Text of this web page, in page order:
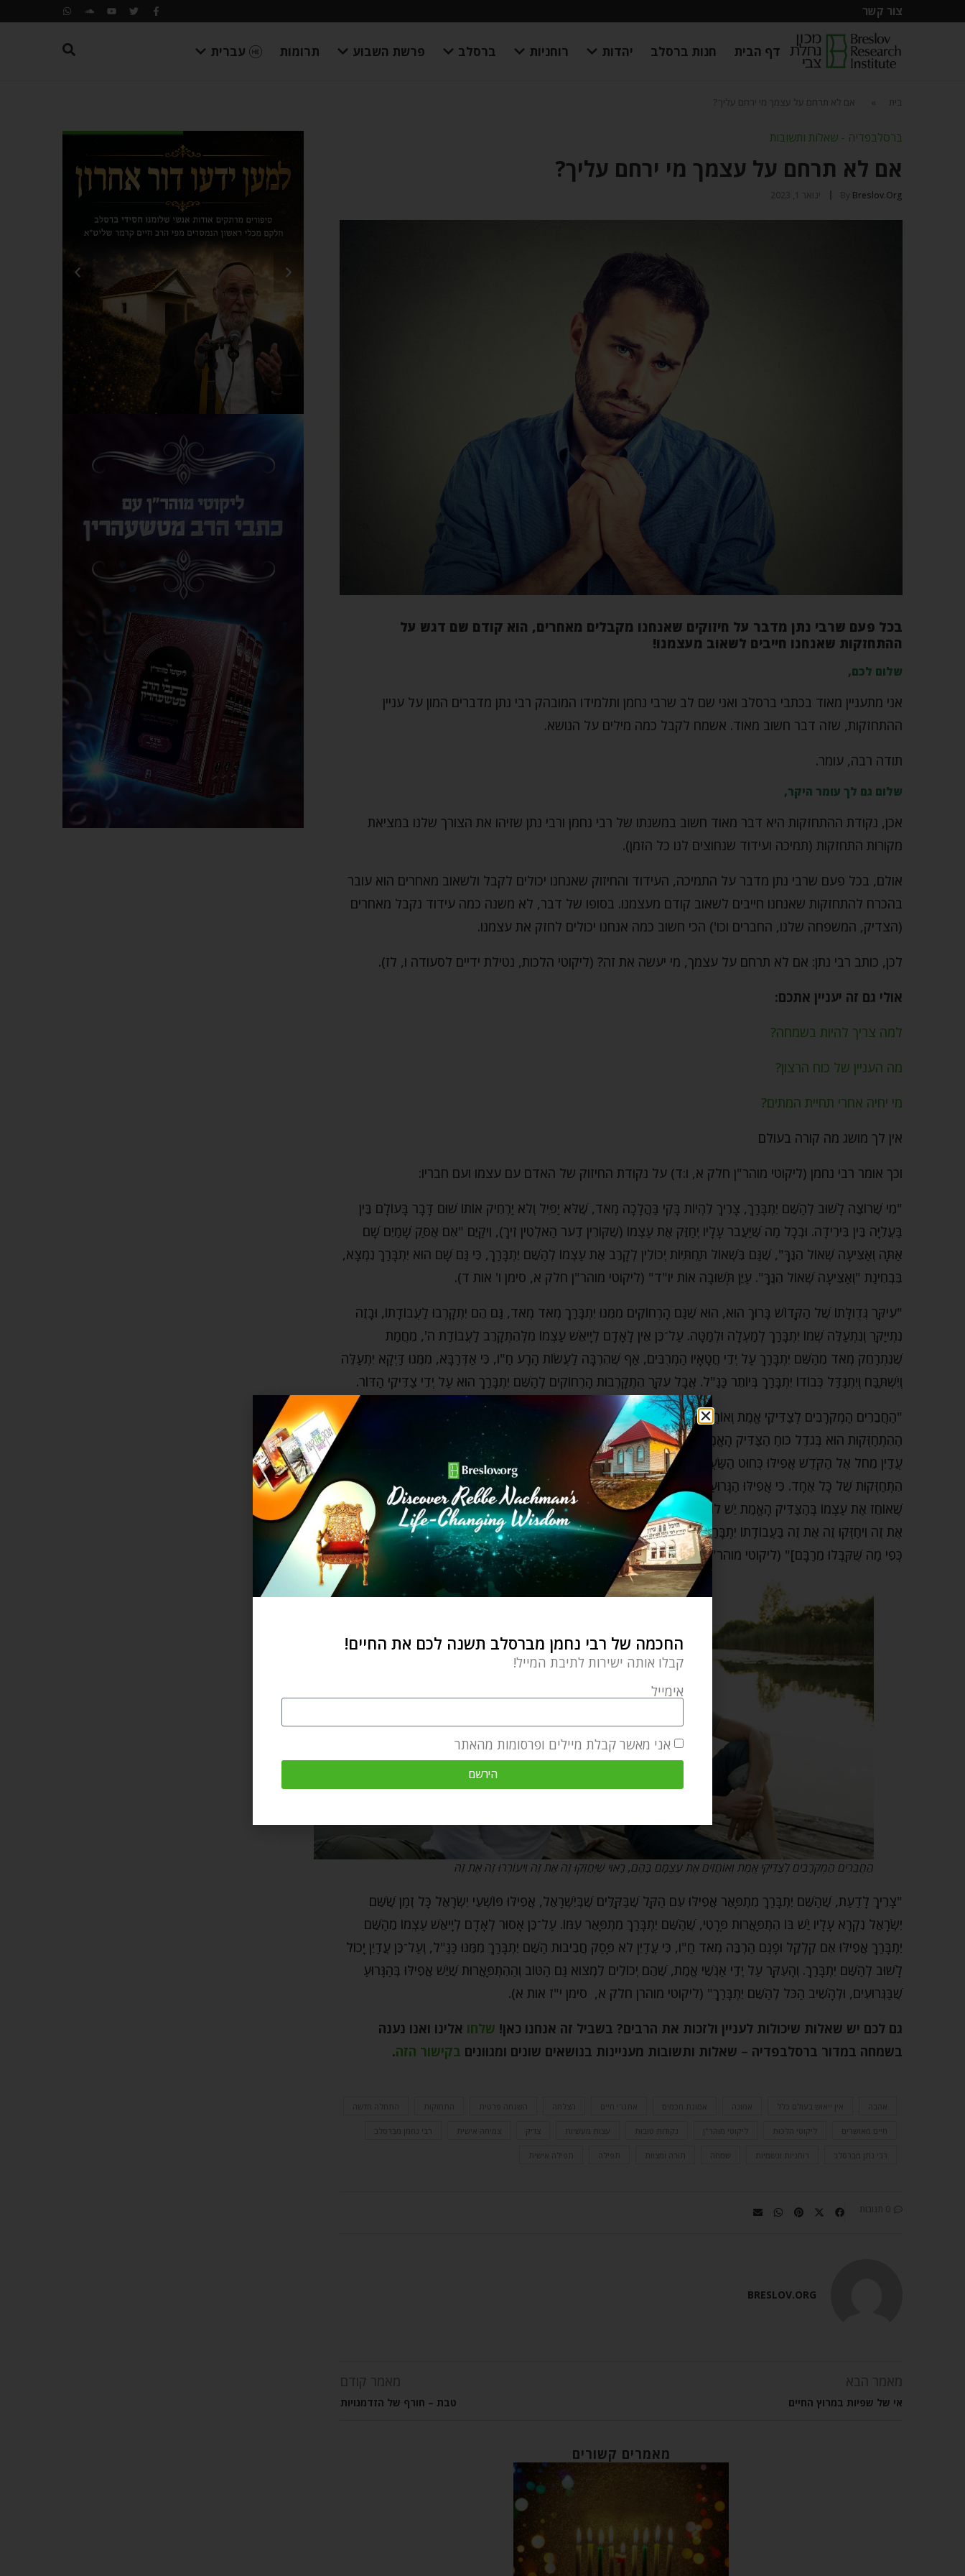
צור קשר
דף הבית חנות ברסלב יהדות רוחניות ברסלב פרשת השבוע תרומות עברית
בית אם לא תרחם על עצמך מי ירחם עליך?
ברסלבפדיה - שאלות ותשובות
אם לא תרחם על עצמך מי ירחם עליך?
By Breslov.org ינואר 1, 2023
בכל פעם שרבי נתן מדבר על חיזוקים שאנחנו מקבלים מאחרים, הוא קודם שם דגש על
ההתחזקות שאנחנו חייבים לשאוב מעצמנו!
שלום לכם,
אני מתעניין מאוד בכתבי ברסלב ואני שם לב שרבי נחמן ותלמידו המובהק רבי נתן מדברים המון על עניין
ההתחזקות, שזה דבר חשוב מאוד. אשמח לקבל כמה מילים על הנושא.
תודה רבה, עומר.
שלום גם לך עומר היקר,
אכן, נקודת ההתחזקות היא דבר מאוד חשוב במשנתו של רבי נחמן ורבי נתן שזיהו את הצורך שלנו במציאת
מקורות התחזקות (תמיכה ועידוד שנחוצים לנו כל הזמן).
אולם, בכל פעם שרבי נתן מדבר על התמיכה, העידוד והחיזוק שאנחנו יכולים לקבל ולשאוב מאחרים הוא עובר
בהכרח להתחזקות שאנחנו חייבים לשאוב קודם מעצמנו. בסופו של דבר, לא משנה כמה עידוד נקבל מאחרים
(הצדיק, המשפחה שלנו, החברים וכו') הכי חשוב כמה אנחנו יכולים לחזק את עצמנו.
לכן, כותב רבי נתן: אם לא תרחם על עצמך, מי יעשה את זה? (ליקוטי הלכות, נטילת ידיים לסעודה ו, לז).
אולי גם זה יעניין אתכם:
למה צריך להיות בשמחה?
מה העניין של כוח הרצון?
מי יחיה אחרי תחיית המתים?
אין לך מושג מה קורה בעולם
וכך אומר רבי נחמן (ליקוטי מוהר"ן חלק א, ו:ד) על נקודת החיזוק של האדם עם עצמו ועם חבריו:
"מִי שֶׁרוֹצֶה לָשׁוּב לְהַשֵּׁם יִתְבָּרַךְ, צָרִיךְ לִהְיוֹת בָּקִי בַּהֲלָכָה מְאֹד, שֶׁלֹּא יַפִּיל וְלֹא יַרְחִיק אוֹתוֹ שׁוּם דָּבָר בָּעוֹלָם בֵּין
בַּעֲלִיָּה בֵּין בִּירִידָה. וּבְכָל מַה שֶּׁיַּעֲבֹר עָלָיו יְחַזֵּק אֶת עַצְמוֹ (שֶׁקּוֹרִין דֶער הַאלְטִין זִיךְ), וִיקַיֵּם "אִם אֶסַּק שָׁמַיִם שָׁם
אַתָּה וְאַצִּיעָה שְׁאוֹל הִנֶּךָּ", שֶׁגַּם בִּשְׁאוֹל תַּחְתִּיּוֹת יְכוֹלִין לְקָרֵב אֶת עַצְמוֹ לְהַשֵּׁם יִתְבָּרַךְ, כִּי גַּם שָׁם הוּא יִתְבָּרַךְ נִמְצָא,
בִּבְחִינַת "וְאַצִּיעָה שְׁאוֹל הִנֶּךָּ". עַיֵּן תְּשׁוּבָה אוֹת יו"ד" (ליקוטי מוהר"ן חלק א, סימן ו' אות ד).
"עִיקַּר גְּדֻולָּתוֹ שֶׁל הַקָּדוֹשׁ בָּרוּךְ הוּא, הוּא שֶׁגַּם הָרְחוֹקִים מִמֶּנּוּ יִתְבָּרַךְ מְאֹד מְאֹד, גַּם הֵם יִתְקָרְבוּ לַעֲבוֹדָתוֹ, וּבָזֶה
נִתְייַקֵּר וְנִתְעַלֶּה שְׁמוֹ יִתְבָּרַךְ לְמַעְלָה וּלְמַטָּה. עַל־כֵּן אֵין לָאָדָם לְיָיאֵשׁ עַצְמוֹ מִלְּהִתְקָרֵב לַעֲבוֹדַת ה', מֵחֲמַת
שֶׁנִּתְרַחֵק מְאֹד מֵהַשֵּׁם יִתְבָּרַךְ עַל יְדֵי חֲטָאָיו הַמְרֻבִּים, אַף שֶׁהִרְבָּה לַעֲשׂוֹת הָרָע חַ"ו, כִּי אַדְּרַבָּא, מִמֶּנּוּ דַּיְקָא יִתְעַלֶּה
וְיִשְׁתַּבַּח וְיִתְגַּדַּל כְּבוֹדוֹ יִתְבָּרַךְ בְּיוֹתֵר כַּנַּ"ל. אֲבָל עִקַּר הִתְקָרְבוּת הָרְחוֹקִים לְהַשֵּׁם יִתְבָּרַךְ הוּא עַל יְדֵי צַדִּיקֵי הַדּוֹר.
"הַחֲבֵרִים הַמְקֹרָבִים לְצַדִּיקֵי אֱמֶת וְאוֹחֲזִים אֶת עַצְמָם בָּהֶם, רָאוּי שֶׁיְּחַזְּקוּ זֶה אֶת זֶה וִיעוֹרְרוּ זֶה אֶת זֶה. וְעִקַּר
הַהִתְחַזְּקוּת הוּא בְּגֹדֶל כֹּוחַ הַצַּדִּיק הָאֱמֶת שֶׁהוּא גָּדוֹל כָּל כָּךְ עַד שֶׁיָּכוֹל לְהַעֲלוֹת גַּם נַפְשׁוֹ הַפְּגוּמָה בְּיוֹתֵר וְלֹא יָצְאָה
עֲדַיִן מֵחֹל אֶל הַקֹּדֶשׁ אֲפִילּוּ כְּחוּט הַשַּׂעֲרָה, גַּם אוֹתוֹ יָכוֹל הַצַּדִּיק לְהַעֲלוֹת וּלְחַדְּשׁוֹ לְטוֹבָה בְּגֹדֶל כֹּוחוֹ. וְזֶה עִקַּר
הִתְחַזְּקוּת שֶׁל כָּל אֶחָד. כִּי אֲפִילּוּ הַגָּרוּעַ שֶׁבַּגְּרוּעִים, יִהְיֶה מִי שֶׁיִּהְיֶה, אֲפִילּוּ אִם עַכְשָׁיו עוֹבֵר עָלָיו מַה שֶּׁעוֹבֵר, כָּל זְמַן
שֶׁאוֹחֵז אֶת עַצְמוֹ בְּהַצַּדִּיק הָאֱמֶת יֵשׁ לוֹ תִּקְוָה טוֹבָה וְנִפְלָאָה לָנֶצַח. [גַּם צְרִיכִין שֶׁכָּל אֶחָד יְחַזֵּק אֶת חֲבֵרוֹ וִיעוֹרְרוּ זֶה
אֶת זֶה וִיחַזְּקוּ זֶה אֶת זֶה בַּעֲבוֹדָתוֹ יִתְבָּרַךְ, וְיַזְכִּיר כָּל אֶחָד אֶת חֲבֵרוֹ כָּל הָעֵצוֹת טוֹבוֹת שֶׁיּוֹדְעִים וּמְבִינִים כָּל אֶחָד,
כְּפִי מַה שֶּׁקִּבְּלוּ מֵרַבָּם]" (ליקוטי מוהר"ן חלק א, סימן י"ג אות ו).
הַחֲבֵרִים הַמְקֹרָבִים לְצַדִּיקֵי אֱמֶת וְאוֹחֲזִים אֶת עַצְמָם בָּהֶם, רָאוּי שֶׁיְּחַזְּקוּ זֶה אֶת זֶה וִיעוֹרְרוּ זֶה אֶת זֶה
"צָרִיךְ לָדַעַת, שֶׁהַשֵּׁם יִתְבָּרַךְ מִתְפָּאֵר אֲפִילּוּ עִם הַקַּל שֶׁבַּקַּלִּים שֶׁבְּיִשְׁרָאֵל, אֲפִילּוּ פּוֹשְׁעֵי יִשְׂרָאֵל כָּל זְמַן שֶׁשֵּׁם
יִשְׂרָאֵל נִקְרָא עָלָיו יֵשׁ בּוֹ הִתְפָּאֲרוּת פְּרָטִי, שֶׁהַשֵּׁם יִתְבָּרַךְ מִתְפָּאֵר עִמּוֹ. עַל־כֵּן אָסוּר לְאָדָם לְיָיאֵשׁ עַצְמוֹ מֵהַשֵּׁם
יִתְבָּרַךְ אֲפִילּוּ אִם קִלְקֵל וּפָגַם הַרְבֵּה מְאֹד חַ"ו, כִּי עֲדַיִן לֹא פָּסַק חֲבִיבוּת הַשֵּׁם יִתְבָּרַךְ מִמֶּנּוּ כַּנַּ"ל, וְעַל־כֵּן עֲדַיִן יָכוֹל
לָשׁוּב לְהַשֵּׁם יִתְבָּרַךְ. וְהָעִקָּר עַל יְדֵי אַנְשֵׁי אֱמֶת, שֶׁהֵם יְכוֹלִים לִמְצֹוא גַּם הַטּוֹב וְהַהִתְפָּאֲרוּת שֶׁיֵּשׁ אֲפִילּוּ בְּהַגָּרוּעַ
שֶׁבַּגְּרוּעִים, וּלְהָשִׁיב הַכֹּל לְהַשֵּׁם יִתְבָּרַךְ" (ליקוטי מוהרן חלק א, סימן י"ז אות א).
גם לכם יש שאלות שיכולות לעניין ולזכות את הרבים? בשביל זה אנחנו כאן! שלחו אלינו ואנו נענה
בשמחה במדור ברסלבפדיה – שאלות ותשובות מעניינות בנושאים שונים ומגוונים בקישור הזה.
אהבה אין ייאוש בעולם כלל אמונה אמונת חכמים אתגרי חיים הצלחה השגחה פרטית התחזקות התחלה חדשה
חיים מאושרים ליקוטי הלכות ליקוטי מוהר"ן נקודות טובות עצות מעשיות צדיק צמיחה אישית רבי נחמן מברסלב
רבי נתן מברסלב רוחניות וגשמיות שמחה תורה ומצוות תפילה תפילה אישית
0 תגובות
BRESLOV.ORG
מאמר הבא
אי של שפיות במרוץ החיים
מאמר קודם
טבת – חורף של הזדמנויות
מאמרים קשורים
החכמה של רבי נחמן מברסלב תשנה לכם את החיים!
קבלו אותה ישירות לתיבת המייל!
אימייל
אני מאשר קבלת מיילים ופרסומות מהאתר
הירשם